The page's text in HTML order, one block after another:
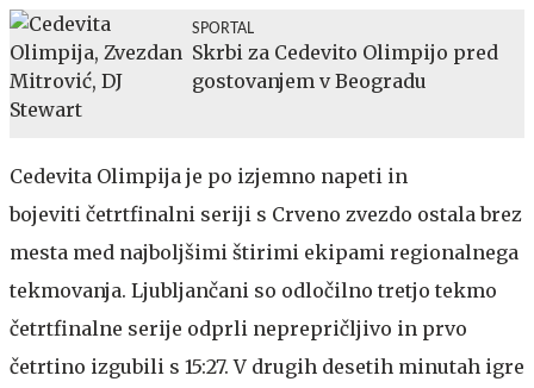
SPORTAL
Skrbi za Cedevito Olimpijo pred
gostovanjem v Beogradu
Cedevita Olimpija je po izjemno napeti in
bojeviti četrtfinalni seriji s Crveno zvezdo ostala brez
mesta med najboljšimi štirimi ekipami regionalnega
tekmovanja. Ljubljančani so odločilno tretjo tekmo
četrtfinalne serije odprli neprepričljivo in prvo
četrtino izgubili s 15:27. V drugih desetih minutah igre